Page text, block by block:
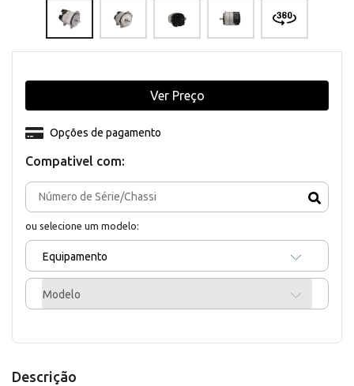
Compativel com:
ou selecione um modelo:
Equipamento
Modelo
Opções de pagamento
Ver Preço
Descrição